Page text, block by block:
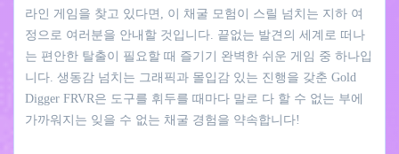
라인 게임을 찾고 있다면, 이 채굴 모험이 스릴 넘치는 지하 여
정으로 여러분을 안내할 것입니다. 끝없는 발견의 세계로 떠나
는 편안한 탈출이 필요할 때 즐기기 완벽한 쉬운 게임 중 하나입
니다. 생동감 넘치는 그래픽과 몰입감 있는 진행을 갖춘 Gold
Digger FRVR은 도구를 휘두를 때마다 말로 다 할 수 없는 부에
가까워지는 잊을 수 없는 채굴 경험을 약속합니다!